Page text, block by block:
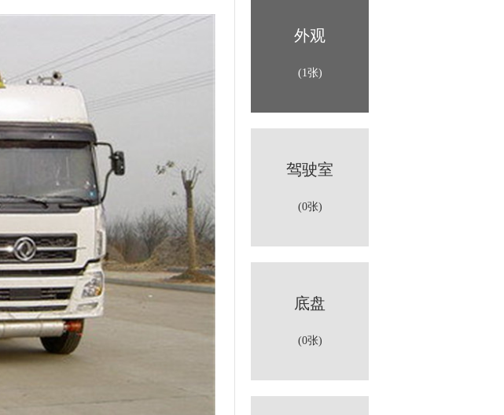
外观
(1张)
驾驶室
(0张)
底盘
(0张)